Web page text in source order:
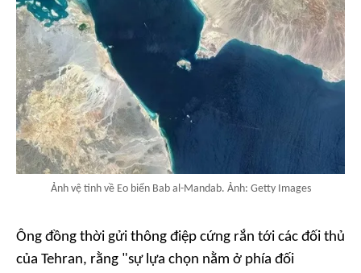
Ảnh vệ tinh về Eo biển Bab al-Mandab. Ảnh: Getty Images
Ông đồng thời gửi thông điệp cứng rắn tới các đối thủ
của Tehran, rằng "sự lựa chọn nằm ở phía đối